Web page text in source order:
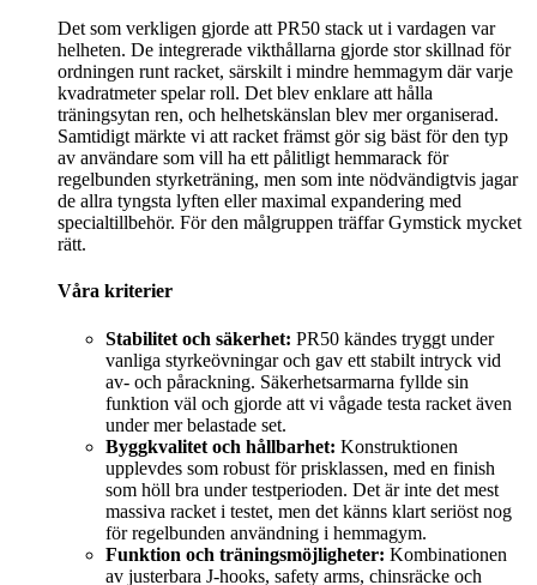
Det som verkligen gjorde att PR50 stack ut i vardagen var
helheten. De integrerade vikthållarna gjorde stor skillnad för
ordningen runt racket, särskilt i mindre hemmagym där varje
kvadratmeter spelar roll. Det blev enklare att hålla
träningsytan ren, och helhetskänslan blev mer organiserad.
Samtidigt märkte vi att racket främst gör sig bäst för den typ
av användare som vill ha ett pålitligt hemmarack för
regelbunden styrketräning, men som inte nödvändigtvis jagar
de allra tyngsta lyften eller maximal expandering med
specialtillbehör. För den målgruppen träffar Gymstick mycket
rätt.
Våra kriterier
Stabilitet och säkerhet: PR50 kändes tryggt under
vanliga styrkeövningar och gav ett stabilt intryck vid
av- och pårackning. Säkerhetsarmarna fyllde sin
funktion väl och gjorde att vi vågade testa racket även
under mer belastade set.
Byggkvalitet och hållbarhet: Konstruktionen
upplevdes som robust för prisklassen, med en finish
som höll bra under testperioden. Det är inte det mest
massiva racket i testet, men det känns klart seriöst nog
för regelbunden användning i hemmagym.
Funktion och träningsmöjligheter: Kombinationen
av justerbara J-hooks, safety arms, chinsräcke och